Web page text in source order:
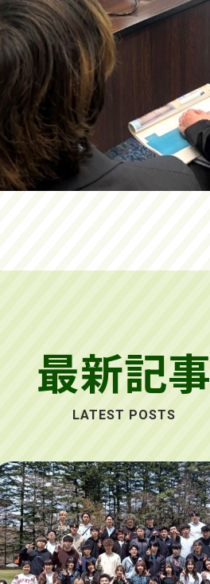
最新記事
LATEST POSTS